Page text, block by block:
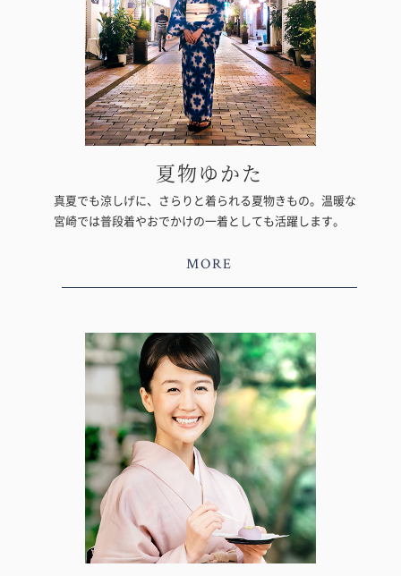
夏物ゆかた
真夏でも涼しげに、さらりと着られる夏物きもの。温暖な
宮崎では普段着やおでかけの一着としても活躍します。
MORE